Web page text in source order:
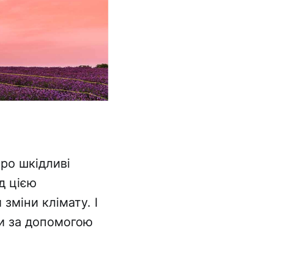
шкідливі
цією
клімату. І
за допомогою